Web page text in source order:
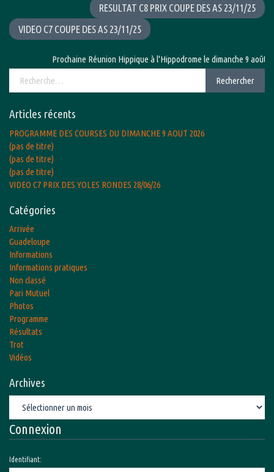
RESULTAT C8 PRIX COUPE DES AS 23/11/25
VIDEO C7 COUPE DES AS 23/11/25
Prochaine Réunion Hippique à l'Hippodrome le dimanche 9 août
Rechercher
Articles récents
PROGRAMME DES COURSES DU DIMANCHE 9 AOUT 2026
(pas de titre)
(pas de titre)
(pas de titre)
VIDEO C7 PRIX DES YOLES RONDES 28/06/26
Catégories
Arrivée
Guadeloupe
Informations
Informations pratiques
Non classé
Pari Mutuel
Photos
Programme
Résultats
Trot
Vidéos
Archives
Connexion
Identifiant: